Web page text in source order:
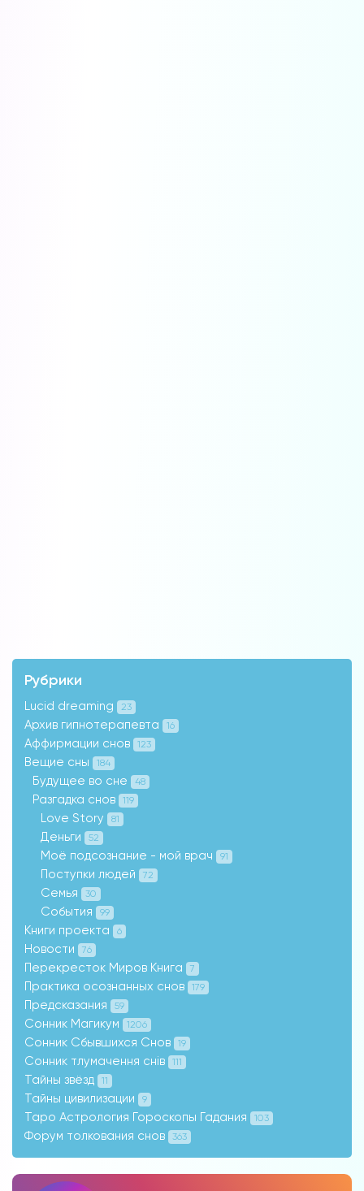
Рубрики
Lucid dreaming 23
Архив гипнотерапевта 16
Аффирмации снов 123
Вещие сны 184
Будущее во сне 48
Разгадка снов 119
Love Story 81
Деньги 52
Моё подсознание - мой врач 91
Поступки людей 72
Семья 30
События 99
Книги проекта 6
Новости 76
Перекресток Миров Книга 7
Практика осознанных снов 179
Предсказания 59
Сонник Магикум 1206
Сонник Сбывшихся Снов 19
Сонник тлумачення снів 111
Тайны звёзд 11
Тайны цивилизации 9
Таро Астрология Гороскопы Гадания 103
Форум толкования снов 363